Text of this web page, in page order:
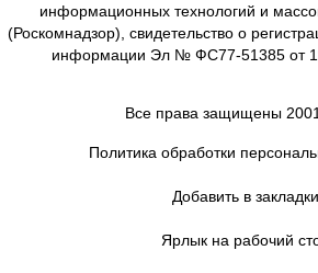
информационных технологий и
(Роскомнадзор), свидетельство о
информации Эл № ФС77-51385 от
Все права защищены
Политика обработки
Добавить в закладки
Ярлык на рабочий